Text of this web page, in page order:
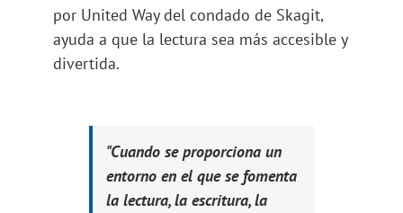
por United Way del condado de Skagit,
ayuda a que la lectura sea más accesible y
divertida.
"Cuando se proporciona un
entorno en el que se fomenta
la lectura, la escritura, la